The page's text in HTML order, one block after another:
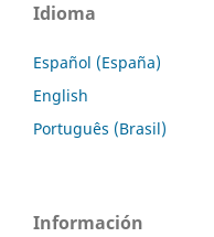
Idioma
Español (España)
English
Português (Brasil)
Información